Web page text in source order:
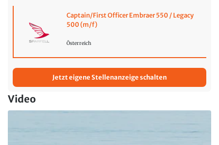
Captain/First Officer Embraer 550 / Legacy
500 (m/f)
Österreich
Jetzt eigene Stellenanzeige schalten
Video